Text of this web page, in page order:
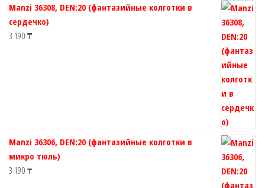
Manzi 36308, DEN:20 (фантазийные колготки в
сердечко)
3 190 ₸
Manzi 36306, DEN:20 (фантазийные колготки в
микро тюль)
3 190 ₸